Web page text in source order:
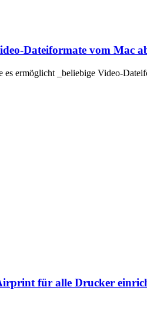
Dateiformate vom Mac
ermöglicht _beliebige Video-
für alle Drucker